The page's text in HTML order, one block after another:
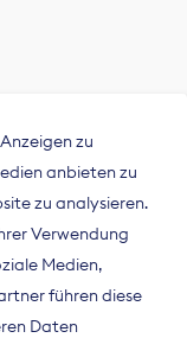
zu
anbieten zu
zu analysieren.
Verwendung
Medien,
führen diese
Daten